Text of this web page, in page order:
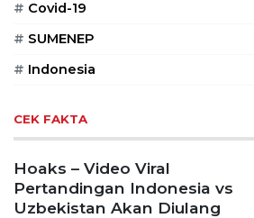
# Covid-19
# SUMENEP
# Indonesia
CEK FAKTA
Hoaks – Video Viral
Pertandingan Indonesia vs
Uzbekistan Akan Diulang